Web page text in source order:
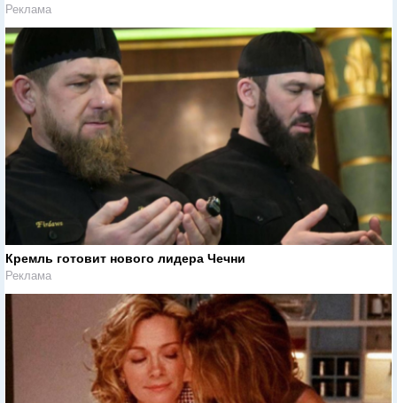
Реклама
Кремль готовит нового лидера Чечни
Реклама